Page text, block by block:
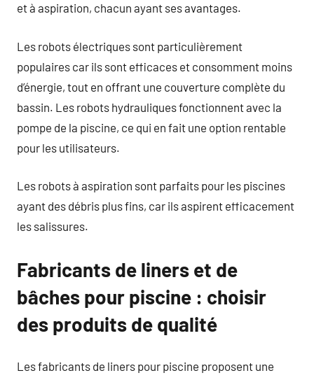
et à aspiration, chacun ayant ses avantages.
Les robots électriques sont particulièrement
populaires car ils sont efficaces et consomment moins
d’énergie, tout en offrant une couverture complète du
bassin. Les robots hydrauliques fonctionnent avec la
pompe de la piscine, ce qui en fait une option rentable
pour les utilisateurs.
Les robots à aspiration sont parfaits pour les piscines
ayant des débris plus fins, car ils aspirent efficacement
les salissures.
Fabricants de liners et de
bâches pour piscine : choisir
des produits de qualité
Les fabricants de liners pour piscine proposent une